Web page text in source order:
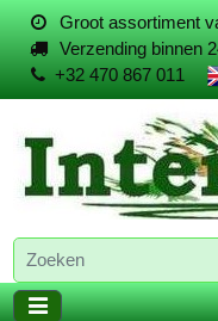
Groot assortiment
Verzending binnen
+32 470 867 011